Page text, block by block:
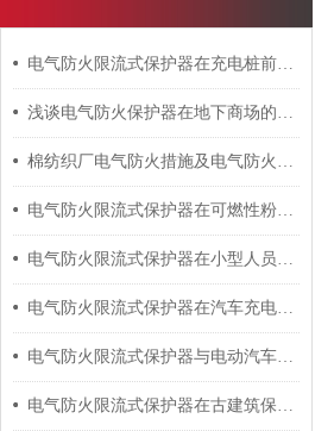
电气防火限流式保护器在充电桩前端的应用 安科瑞 许敏
浅谈电气防火保护器在地下商场的应用
棉纺织厂电气防火措施及电气防火限流式保护器的应用
电气防火限流式保护器在可燃性粉尘危险场所的应用
电气防火限流式保护器在小型人员密集场所中的应用
电气防火限流式保护器在汽车充电桩应用场景的应用 安科瑞 许敏
电气防火限流式保护器与电动汽车充电桩的应用
电气防火限流式保护器在古建筑保护中的应用